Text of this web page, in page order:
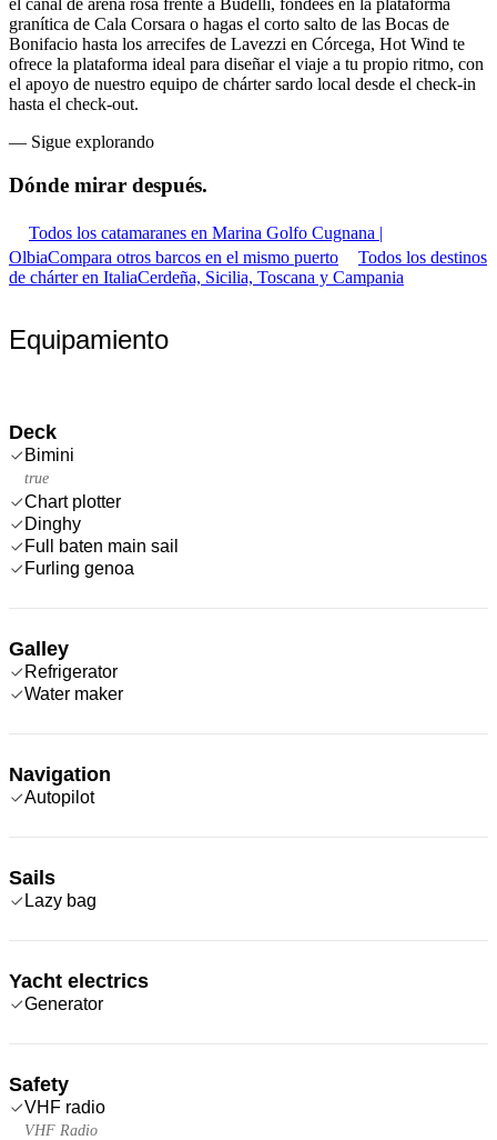
el canal de arena rosa frente a Budelli, fondees en la plataforma
granítica de Cala Corsara o hagas el corto salto de las Bocas de
Bonifacio hasta los arrecifes de Lavezzi en Córcega, Hot Wind te
ofrece la plataforma ideal para diseñar el viaje a tu propio ritmo, con
el apoyo de nuestro equipo de chárter sardo local desde el check-in
hasta el check-out.
— Sigue explorando
Dónde mirar después.
Todos los catamaranes en Marina Golfo Cugnana |
OlbiaCompara otros barcos en el mismo puerto
Todos los destinos
de chárter en ItaliaCerdeña, Sicilia, Toscana y Campania
Equipamiento
Deck
Bimini
true
Chart plotter
Dinghy
Full baten main sail
Furling genoa
Galley
Refrigerator
Water maker
Navigation
Autopilot
Sails
Lazy bag
Yacht electrics
Generator
Safety
VHF radio
VHF Radio